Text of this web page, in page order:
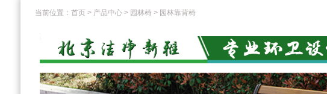
当前位置：首页 > 产品中心 > 园林椅 > 园林靠背椅